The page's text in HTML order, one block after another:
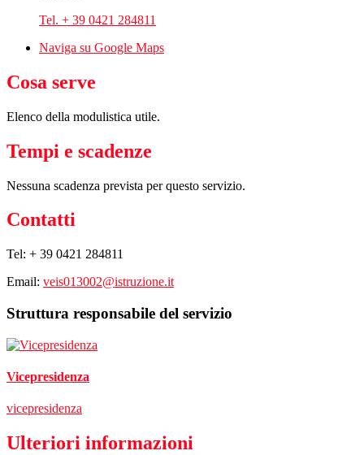
Tel. + 39 0421 284811
Naviga su Google Maps
Cosa serve
Elenco della modulistica utile.
Tempi e scadenze
Nessuna scadenza prevista per questo servizio.
Contatti
Tel: + 39 0421 284811
Email: veis013002@istruzione.it
Struttura responsabile del servizio
Vicepresidenza
vicepresidenza
Ulteriori informazioni